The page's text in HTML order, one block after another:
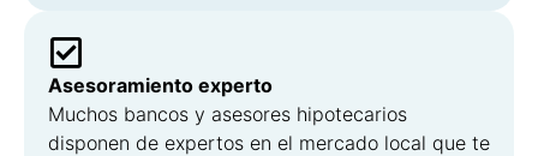
Asesoramiento experto
Muchos bancos y asesores hipotecarios
disponen de expertos en el mercado local que te